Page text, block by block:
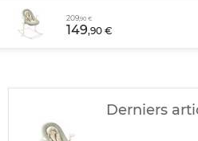
209,90 €
149,90 €
Derniers